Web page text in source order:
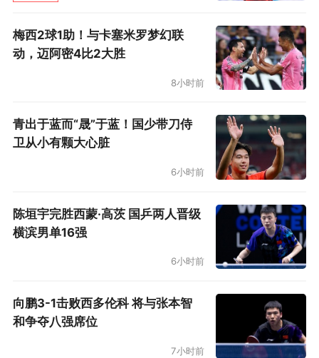
梅西2球1助！与卡塞米罗梦幻联
动，迈阿密4比2大胜
8小时前
青出于蓝而“晟”于蓝！国少带刀侍
卫从小有颗大心脏
6小时前
陈垣宇完胜西蒙·高茨 国乒两人晋级
横滨男单16强
6小时前
向鹏3-1击败西多伦科 将与张本智
和争夺八强席位
7小时前